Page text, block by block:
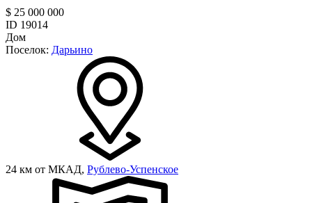
$ 25 000 000
ID 19014
Дом
Поселок: Дарьино
24 км от МКАД, Рублево-Успенское